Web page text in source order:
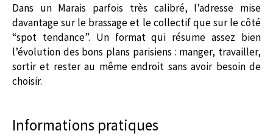
Dans un Marais parfois très calibré, l’adresse mise
davantage sur le brassage et le collectif que sur le côté
“spot tendance”. Un format qui résume assez bien
l’évolution des bons plans parisiens : manger, travailler,
sortir et rester au même endroit sans avoir besoin de
choisir.
Informations pratiques